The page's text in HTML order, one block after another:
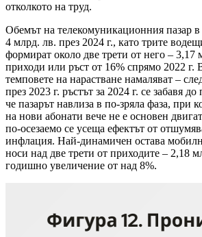
отколкото на труд.
Обемът на телекомуникационния пазар
4 млрд. лв. през 2024 г., като трите
формират около две трети от него –
приходи или ръст от 16% спрямо 2022 г.
темповете на нарастване намаляват –
през 2023 г. ръстът за 2024 г. се забавя
че пазарът навлиза в по-зряла фаза, при
на нови абонати вече не е основен
по-осезаемо се усеща ефектът от
инфлация. Най-динамичен остава
носи над две трети от приходите – 2,18
годишно увеличение от над 8%.